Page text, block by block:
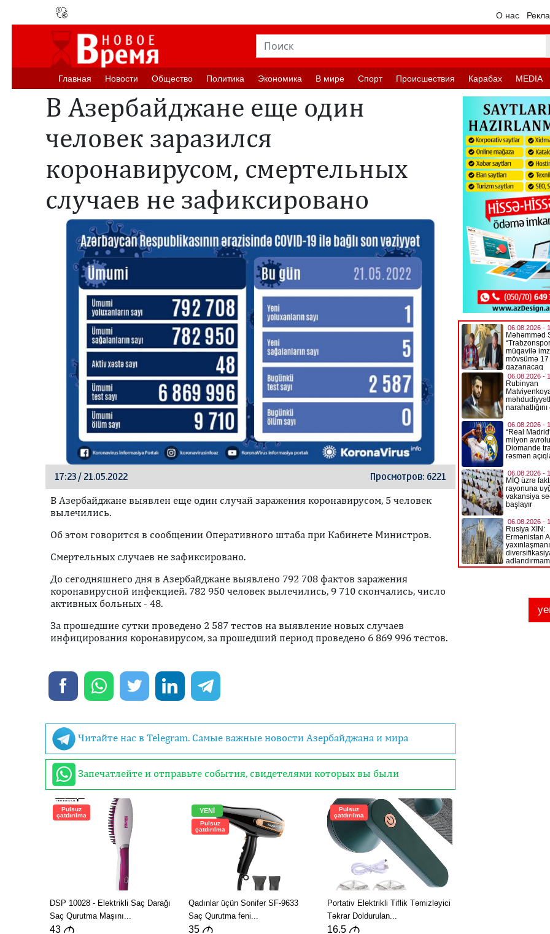
О нас
Главная Новости Oбщество Политика Экономика В мире Спорт Происшествия Карабах MEDIA
В Азербайджане еще один
человек заразился
коронавирусом, смертельных
случаев не зафиксировано
17:23 / 21.05.2022 Просмотров: 6221
В Азербайджане выявлен еще один случай заражения коронавирусом, 5 человек
вылечились.
Oб этом говорится в сообщении Оперативного штаба при Кабинете Министров.
Смертельных случаев не зафиксировано.
До сегодняшнего дня в Азербайджане выявлено 792 708 фактов заражения
коронавирусной инфекцией. 782 950 человек вылечились, 9 710 скончались, число
активных больных - 48.
За прошедшие сутки проведено 2 587 тестов на выявление новых случаев
инфицирования коронавирусом, за прошедший период проведено 6 869 996 тестов.
Читайте нас в Telegram. Самые важные новости Азербайджана и мира
Запечатлейте и отправьте события, свидетелями которых вы были